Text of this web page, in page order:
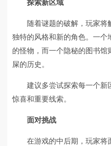
探索新区域
随着谜题的破解，玩家将
独特的风格和新的角色。一
的怪物，而一个隐秘的图书
屎的历史。
建议多尝试探索每一个新
惊喜和重要线索。
面对挑战
在游戏的中后期，玩家将